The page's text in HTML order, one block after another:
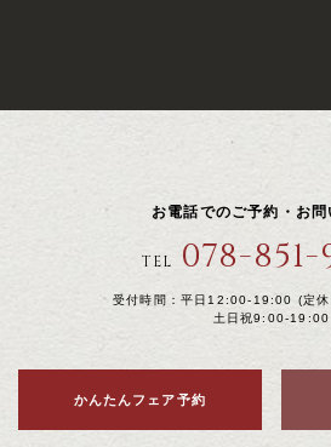
お電話でのご予約・お問
TEL 078-851-
受付時間：平日12:00-19:00 (定休
土日祝9:00-19:00
かんたんフェア予約